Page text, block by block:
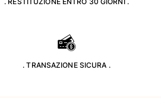
. TRANSAZIONE SICURA .